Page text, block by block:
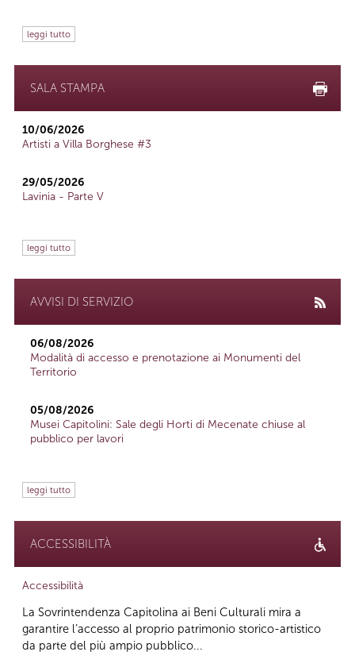
leggi tutto
SALA STAMPA
10/06/2026
Artisti a Villa Borghese #3
29/05/2026
Lavinia - Parte V
leggi tutto
AVVISI DI SERVIZIO
06/08/2026
Modalità di accesso e prenotazione ai Monumenti del
Territorio
05/08/2026
Musei Capitolini: Sale degli Horti di Mecenate chiuse al
pubblico per lavori
leggi tutto
ACCESSIBILITÀ
Accessibilità
La Sovrintendenza Capitolina ai Beni Culturali mira a
garantire l’accesso al proprio patrimonio storico-artistico
da parte del più ampio pubblico...